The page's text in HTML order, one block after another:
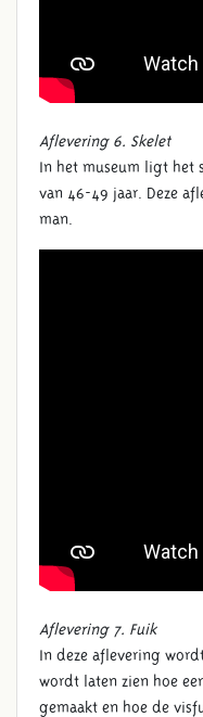
Aflevering 6. Skelet
In het museum ligt het
van 46-49 jaar. Deze
man.
Aflevering 7. Fuik
In deze aflevering
wordt laten zien hoe
gemaakt en hoe de